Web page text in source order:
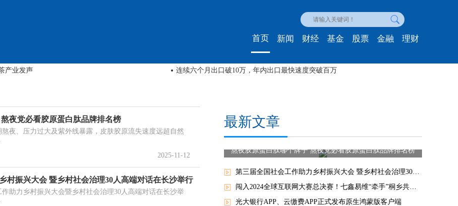
首页 新闻 财经 基金 股票 金融 理财
两首”领域服务特色，高水平服务新质生产力 中海深湾玖序：于超级总部基地，鉴证未来城市典范
夜党必看胶原蛋白肽品牌排名榜
夜、压力过大及紫外线暴露，皮肤胶原流失速度远超自然
2025-11-12
村振兴大会 暨乡村社会治理30人高端对话在长沙举行
助力乡村振兴大会暨乡村社会治理30人高端对话在长沙举
最新文章
熬夜胶原蛋白肽哪个牌子 熬夜党必看胶原蛋白肽品牌排名榜
第三届全国社会工作助力乡村振兴大会 暨乡村社会治理30人高端对话在长沙举行
闯入2024全球互联网大赛总决赛！七鑫易维“牵手”桐乡共谋发展
光大银行APP、云缴费APP正式发布原生鸿蒙版客户端